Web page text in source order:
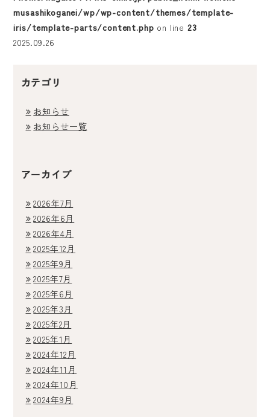
musashikoganei/wp/wp-content/themes/template-
iris/template-parts/content.php on line23
2025.09.26
カテゴリ
お知らせ
お知らせ一覧
アーカイブ
2026年7月
2026年6月
2026年4月
2025年12月
2025年9月
2025年7月
2025年6月
2025年3月
2025年2月
2025年1月
2024年12月
2024年11月
2024年10月
2024年9月
よくある質問